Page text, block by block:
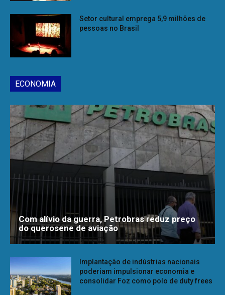
Setor cultural emprega 5,9 milhões de
pessoas no Brasil
ECONOMIA
Com alívio da guerra, Petrobras reduz preço
do querosene de aviação
Implantação de indústrias nacionais
poderiam impulsionar economia e
consolidar Foz como polo de duty frees